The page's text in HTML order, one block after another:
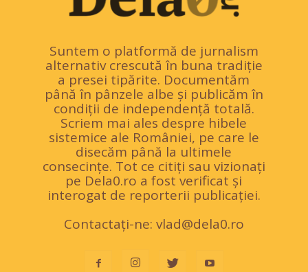
Suntem o platformă de jurnalism
alternativ crescută în buna tradiție
a presei tipărite. Documentăm
până în pânzele albe și publicăm în
condiții de independență totală.
Scriem mai ales despre hibele
sistemice ale României, pe care le
disecăm până la ultimele
consecințe. Tot ce citiți sau vizionați
pe Dela0.ro a fost verificat și
interogat de reporterii publicației.
Contactați-ne: vlad@dela0.ro